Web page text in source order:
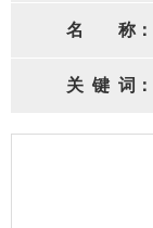
名 称：
关 键 词：